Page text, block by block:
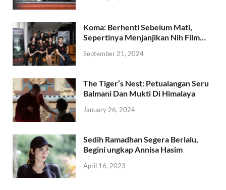
Koma: Berhenti Sebelum Mati,
Sepertinya Menjanjikan Nih Film…
September 21, 2024
The Tiger’s Nest: Petualangan Seru
Balmani Dan Mukti Di Himalaya
January 26, 2024
Sedih Ramadhan Segera Berlalu,
Begini ungkap Annisa Hasim
April 16, 2023